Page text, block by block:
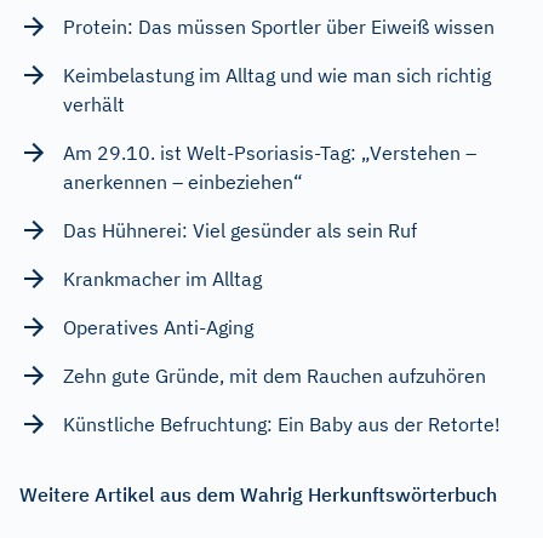
Protein: Das müssen Sportler über Eiweiß wissen
Keimbelastung im Alltag und wie man sich richtig
verhält
Am 29.10. ist Welt-Psoriasis-Tag: „Verstehen –
anerkennen – einbeziehen“
Das Hühnerei: Viel gesünder als sein Ruf
Krankmacher im Alltag
Operatives Anti-Aging
Zehn gute Gründe, mit dem Rauchen aufzuhören
Künstliche Befruchtung: Ein Baby aus der Retorte!
Weitere Artikel aus dem Wahrig Herkunftswörterbuch